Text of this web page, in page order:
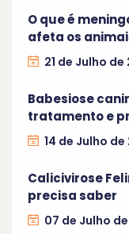
O que é
afeta os
21 de Julho de
Babesiose
tratamento e
14 de Julho de
Calicivirose
precisa saber
07 de Julho